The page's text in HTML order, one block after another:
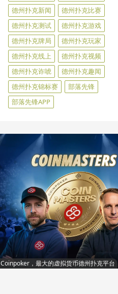
德州扑克新闻
德州扑克比赛
德州扑克测试
德州扑克游戏
德州扑克牌局
德州扑克玩家
德州扑克线上
德州扑克视频
德州扑克诈唬
德州扑克趣闻
德州扑克锦标赛
部落先锋
部落先锋APP
Coinpoker，最大的虚拟货币德州扑克平台